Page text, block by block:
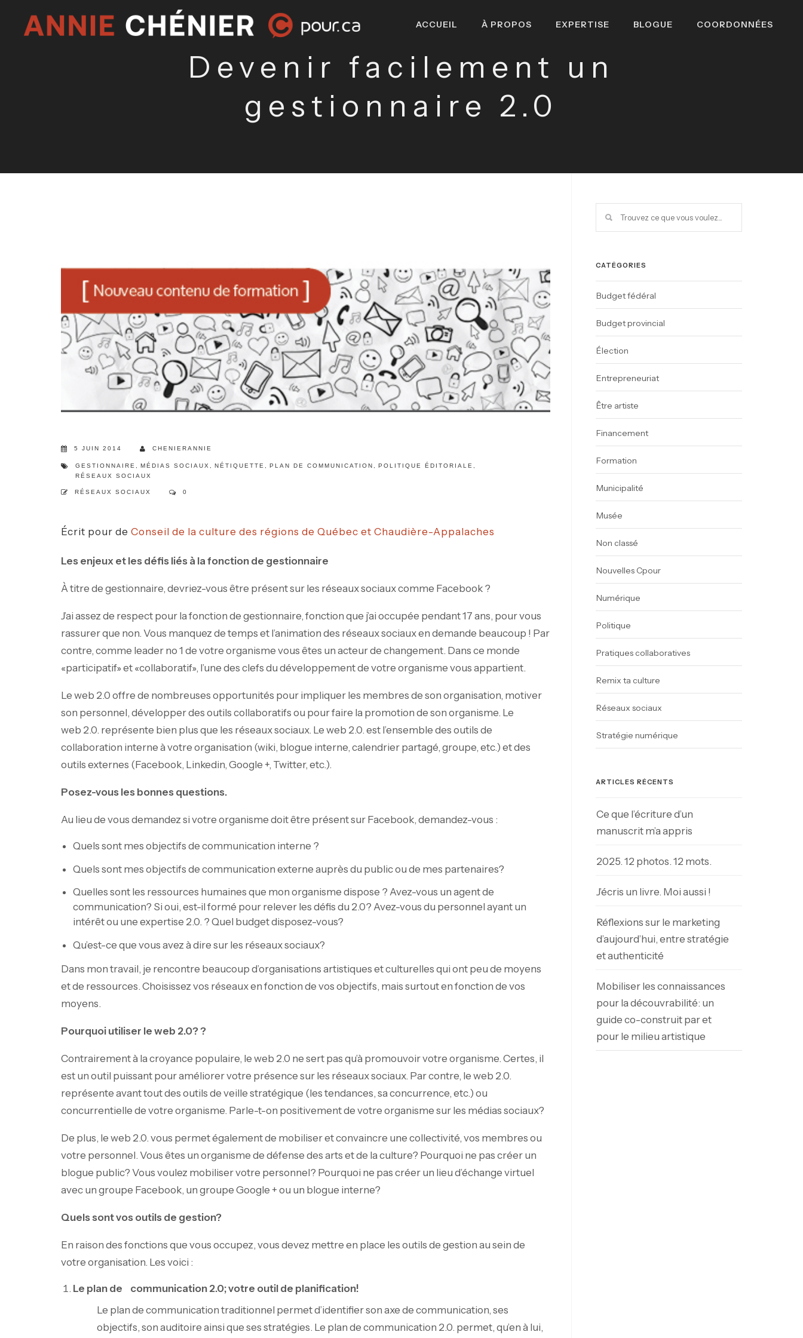
ACCUEIL À PROPOS EXPERTISE BLOGUE COORDONNÉES
Devenir facilement un
gestionnaire 2.0
5 JUIN 2014 CHENIERANNIE
GESTIONNAIRE MÉDIAS SOCIAUX NÉTIQUETTE PLAN DE COMMUNICATION POLITIQUE ÉDITORIALE
RÉSEAUX SOCIAUX
RÉSEAUX SOCIAUX 0
Écrit pour de Conseil de la culture des régions de Québec et Chaudière-Appalaches
Les enjeux et les défis liés à la fonction de gestionnaire
À titre de gestionnaire, devriez-vous être présent sur les réseaux sociaux comme Facebook ?
J’ai assez de respect pour la fonction de gestionnaire, fonction que j’ai occupée pendant 17 ans, pour vous
rassurer que non. Vous manquez de temps et l’animation des réseaux sociaux en demande beaucoup ! Par
contre, comme leader no 1 de votre organisme vous êtes un acteur de changement. Dans ce monde
«participatif» et «collaboratif», l’une des clefs du développement de votre organisme vous appartient.
Le web 2.0 offre de nombreuses opportunités pour impliquer les membres de son organisation, motiver
son personnel, développer des outils collaboratifs ou pour faire la promotion de son organisme. Le
web 2.0. représente bien plus que les réseaux sociaux. Le web 2.0. est l’ensemble des outils de
collaboration interne à votre organisation (wiki, blogue interne, calendrier partagé, groupe, etc.) et des
outils externes (Facebook, Linkedin, Google +, Twitter, etc.).
Posez-vous les bonnes questions.
Au lieu de vous demandez si votre organisme doit être présent sur Facebook, demandez-vous :
Quels sont mes objectifs de communication interne ?
Quels sont mes objectifs de communication externe auprès du public ou de mes partenaires?
Quelles sont les ressources humaines que mon organisme dispose ? Avez-vous un agent de
communication? Si oui, est-il formé pour relever les défis du 2.0? Avez-vous du personnel ayant un
intérêt ou une expertise 2.0. ? Quel budget disposez-vous?
Qu’est-ce que vous avez à dire sur les réseaux sociaux?
Dans mon travail, je rencontre beaucoup d’organisations artistiques et culturelles qui ont peu de moyens
et de ressources. Choisissez vos réseaux en fonction de vos objectifs, mais surtout en fonction de vos
moyens.
Pourquoi utiliser le web 2.0? ?
Contrairement à la croyance populaire, le web 2.0 ne sert pas qu’à promouvoir votre organisme. Certes, il
est un outil puissant pour améliorer votre présence sur les réseaux sociaux. Par contre, le web 2.0.
représente avant tout des outils de veille stratégique (les tendances, sa concurrence, etc.) ou
concurrentielle de votre organisme. Parle-t-on positivement de votre organisme sur les médias sociaux?
De plus, le web 2.0. vous permet également de mobiliser et convaincre une collectivité, vos membres ou
votre personnel. Vous êtes un organisme de défense des arts et de la culture? Pourquoi ne pas créer un
blogue public? Vous voulez mobiliser votre personnel? Pourquoi ne pas créer un lieu d’échange virtuel
avec un groupe Facebook, un groupe Google + ou un blogue interne?
Quels sont vos outils de gestion?
En raison des fonctions que vous occupez, vous devez mettre en place les outils de gestion au sein de
votre organisation. Les voici :
Le plan de
communication 2.0; votre outil de planification!
Le plan de communication traditionnel permet d’identifier son axe de communication, ses
objectifs, son auditoire ainsi que ses stratégies. Le plan de communication 2.0. permet, qu’en à lui,
CATÉGORIES
Budget fédéral
Budget provincial
Élection
Entrepreneuriat
Être artiste
Financement
Formation
Municipalité
Musée
Non classé
Nouvelles Cpour
Numérique
Politique
Pratiques collaboratives
Remix ta culture
Réseaux sociaux
Stratégie numérique
ARTICLES RÉCENTS
Ce que l’écriture d’un
manuscrit m’a appris
2025. 12 photos. 12 mots.
J’écris un livre. Moi aussi !
Réflexions sur le marketing
d’aujourd’hui, entre stratégie
et authenticité
Mobiliser les connaissances
pour la découvrabilité: un
guide co-construit par et
pour le milieu artistique